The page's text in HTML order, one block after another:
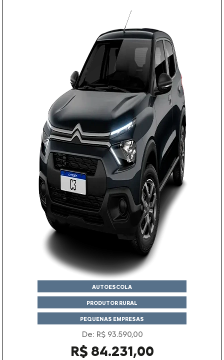
AUTOESCOLA
PRODUTOR RURAL
PEQUENAS EMPRESAS
De: R$ 93.590,00
R$ 84.231,00